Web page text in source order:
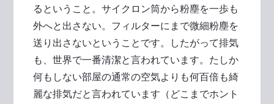
るということ。サイクロン筒から粉塵を一歩も
外へと出さない。フィルターにまで微細粉塵を
送り出さないということです。したがって排気
も、世界で一番清潔と言われています。たしか
何もしない部屋の通常の空気よりも何百倍も綺
麗な排気だと言われています（どこまでホント